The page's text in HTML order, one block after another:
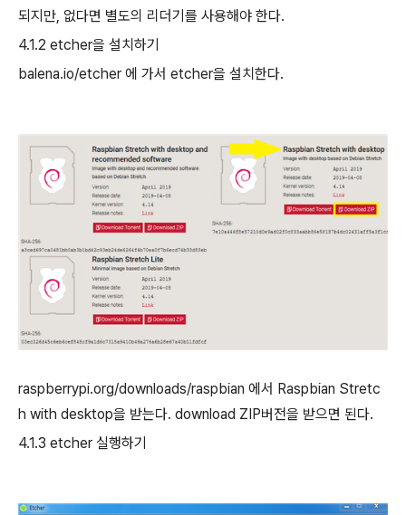
되지만, 없다면 별도의 리더기를 사용해야 한다.
4.1.2 etcher을 설치하기
balena.io/etcher 에 가서 etcher을 설치한다.
raspberrypi.org/downloads/raspbian 에서 Raspbian Stretc
h with desktop을 받는다. download ZIP버전을 받으면 된다.
4.1.3 etcher 실행하기